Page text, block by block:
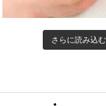
さらに読み込む